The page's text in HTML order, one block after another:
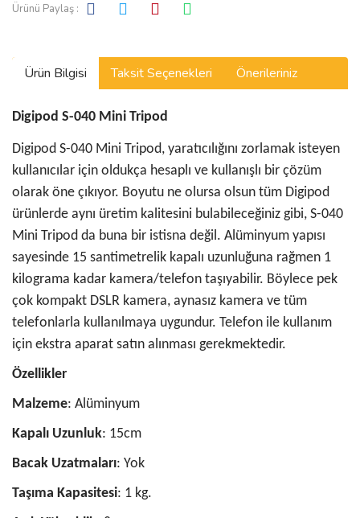
Ürünü Paylaş :
Ürün Bilgisi Taksit Seçenekleri Önerileriniz
Digipod S-040 Mini Tripod
Digipod S-040 Mini Tripod, yaratıcılığını zorlamak isteyen
kullanıcılar için oldukça hesaplı ve kullanışlı bir çözüm
olarak öne çıkıyor. Boyutu ne olursa olsun tüm Digipod
ürünlerde aynı üretim kalitesini bulabileceğiniz gibi, S-040
Mini Tripod da buna bir istisna değil. Alüminyum yapısı
sayesinde 15 santimetrelik kapalı uzunluğuna rağmen 1
kilograma kadar kamera/telefon taşıyabilir. Böylece pek
çok kompakt DSLR kamera, aynasız kamera ve tüm
telefonlarla kullanılmaya uygundur. Telefon ile kullanım
için ekstra aparat satın alınması gerekmektedir.
Özellikler
Malzeme: Alüminyum
Kapalı Uzunluk: 15cm
Bacak Uzatmaları: Yok
Taşıma Kapasitesi: 1 kg.